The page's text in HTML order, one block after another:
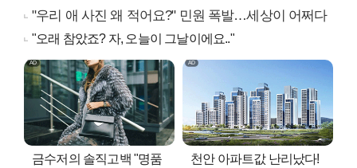
"우리 애 사진 왜 적어요?" 민원 폭발…세상이 어쩌다
"오래 참았죠? 자, 오늘이 그날이에요.."
금수저의 솔직고백 "명품
천안 아파트값 난리났다!